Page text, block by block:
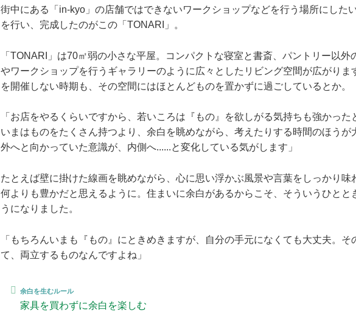
街中にある「in-kyo」の店舗ではできないワークショップなどを行う場所にした
を行い、完成したのがこの「TONARI」。
「TONARI」は70㎡弱の小さな平屋。コンパクトな寝室と書斎、パントリー以外
やワークショップを行うギャラリーのように広々としたリビング空間が広がりま
を開催しない時期も、その空間にはほとんどものを置かずに過ごしているとか。
「お店をやるくらいですから、若いころは『もの』を欲しがる気持ちも強かった
いまはものをたくさん持つより、余白を眺めながら、考えたりする時間のほうが
外へと向かっていた意識が、内側へ......と変化している気がします」
たとえば壁に掛けた線画を眺めながら、心に思い浮かぶ風景や言葉をしっかり味
何よりも豊かだと思えるように。住まいに余白があるからこそ、そういうひとと
うになりました。
「もちろんいまも『もの』にときめきますが、自分の手元になくても大丈夫。そ
て、両立するものなんですよね」
余白を生むルール
家具を買わずに余白を楽しむ